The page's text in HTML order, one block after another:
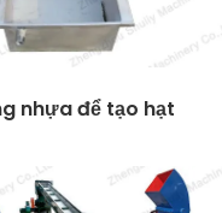
nhựa để tạo hạt